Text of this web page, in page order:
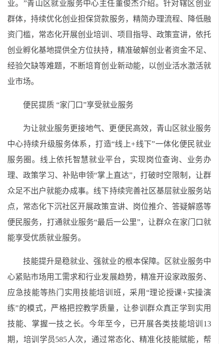
业。”青山区就业服务中心主任董俊杰介绍。针对辖区创业
群体，持续优化创业担保贷款服务，精简办理流程、降低融
资门槛，常态化开展创业培训、项目指导、政策宣讲，依托
创业孵化基地提供全方位扶持，精准破解创业者资金不足、
经验欠缺等难题，不断培育创业新动能，以创业活水激活就
业市场。
便民提质 “家门口”享受就业服务
为让就业服务更接地气、更便民高效，青山区就业服务
中心持续升级服务体系，打造“线上+线下”一体化便民就业
服务圈。线上依托智慧就业平台，实现岗位查询、业务办
理、政策学习、补贴申领“掌上直达”，打破时空限制，让群
众足不出户就能办成事。线下持续完善社区基层就业服务站
点，常态化下沉社区开展政策宣讲、岗位推介、答疑解惑等
便民服务，打通就业服务“最后一公里”，让群众在家门口就
能享受优质就业服务。
技能提升是稳就业、强就业的根本保障。区就业服务中
心紧贴市场用工需求和行业发展趋势，精准开设家政服务、
应急技能等热门实用技能培训班，采用“理论授课+实操演
练”的模式，严格把控教学质量，让参训群众真正学到实用
技能、掌握一技之长。今年至今，已开展各类技能培训13
期，培训学员585人次，通过常态化、精准化技能赋能，帮